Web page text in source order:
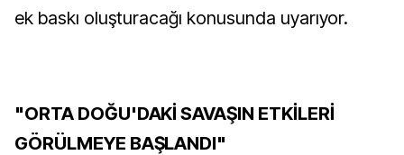
ek baskı oluşturacağı konusunda uyarıyor.
"ORTA DOĞU'DAKİ SAVAŞIN ETKİLERİ
GÖRÜLMEYE BAŞLANDI"